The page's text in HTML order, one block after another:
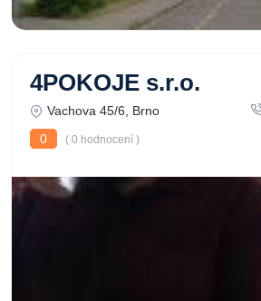
4POKOJE s.r.o.
Vachova 45/6, Brno
0
( 0 hodnocení )